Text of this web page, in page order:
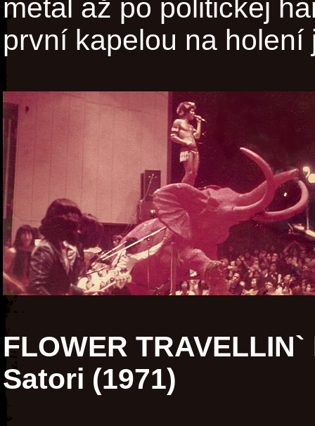
metal až po politickej
první kapelou na
FLOWER
Satori (1971)